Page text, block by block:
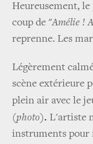
Heureusement, le
coup de "Amélie !
reprenne. Les
Légèrement
scène extérieure
plein air avec le
(photo). L'artiste
instruments pour